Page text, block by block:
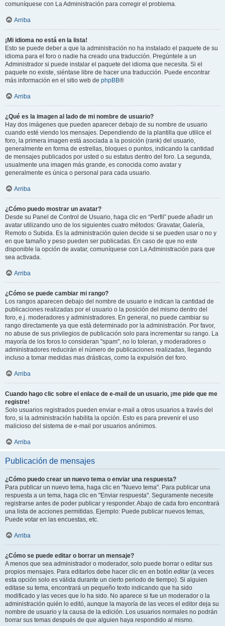
comuníquese con La Administración para corregir el problema.
Arriba
¡Mi idioma no está en la lista!
Esto se puede deber a que la administración no ha instalado el paquete de su
idioma para el foro o nadie ha creado una traducción. Pregúntele a un
Administrador si puede instalar el paquete del idioma que necesita. Si el
paquete no existe, siéntase libre de hacer una traducción. Puede encontrar
más información en el sitio web de phpBB®
Arriba
¿Qué es la imagen al lado de mi nombre de usuario?
Hay dos imágenes que pueden aparecer debajo de su nombre de usuario
cuando esté viendo los mensajes. Dependiendo de la plantilla que utilice el
foro, la primera imagen está asociada a la posición (rank) del usuario,
generalmente en forma de estrellas, bloques o puntos, indicando la cantidad
de mensajes publicados por usted o su estatus dentro del foro. La segunda,
usualmente una imagen más grande, es conocida como avatar y
generalmente es única o personal para cada usuario.
Arriba
¿Cómo puedo mostrar un avatar?
Desde su Panel de Control de Usuario, haga clic en “Perfil” puede añadir un
avatar utilizando uno de los siguientes cuatro métodos: Gravatar, Galería,
Remoto o Subida. Es la administración quien decide si se pueden usar o no y
en que tamaño y peso pueden ser publicadas. En caso de que no este
disponible la opción de avatar, comuníquese con La Administración para que
sea activada.
Arriba
¿Cómo se puede cambiar mi rango?
Los rangos aparecen debajo del nombre de usuario e indican la cantidad de
publicaciones realizadas por el usuario o la posición del mismo dentro del
foro, e.j. moderadores y administradores. En general, no puede cambiar su
rango directamente ya que está determinado por la administración. Por favor,
no abuse de sus privilegios de publicación solo para incrementar su rango. La
mayoría de los foros lo consideran "spam", no lo toleran, y moderadores o
administradores reducirán el número de publicaciones realizadas, llegando
incluso a tomar medidas mas drásticas, como la expulsión del foro.
Arriba
Cuando hago clic sobre el enlace de e-mail de un usuario, ¡me pide que me
registre!
Solo usuarios registrados pueden enviar e-mail a otros usuarios a través del
foro, si la administración habilita la opción. Esto es para prevenir el uso
malicioso del sistema de e-mail por usuarios anónimos.
Arriba
Publicación de mensajes
¿Cómo puedo crear un nuevo tema o enviar una respuesta?
Para publicar un nuevo tema, haga clic en "Nuevo tema". Para publicar una
respuesta a un tema, haga clic en "Enviar respuesta". Seguramente necesite
registrarse antes de poder publicar y responder. Abajo de cada foro encontrará
una lista de acciones permitidas. Ejemplo: Puede publicar nuevos temas,
Puede votar en las encuestas, etc.
Arriba
¿Cómo se puede editar o borrar un mensaje?
A menos que sea administrador o moderador, solo puede borrar o editar sus
propios mensajes. Para editarlos debe hacer clic en en botón editar(a veces
esta opción solo es válida durante un cierto periodo de tiempo). Si alguien
editase su tema, encontrará un pequeño texto indicando que ha sido
modificado y las veces que lo ha sido. No aparece si fue un moderador o la
administración quién lo editó, aunque la mayoría de las veces el editor deja su
nombre de usuario y la causa de la edición. Los usuarios normales no podrán
borrar sus temas después de que alguien haya respondido al mismo.